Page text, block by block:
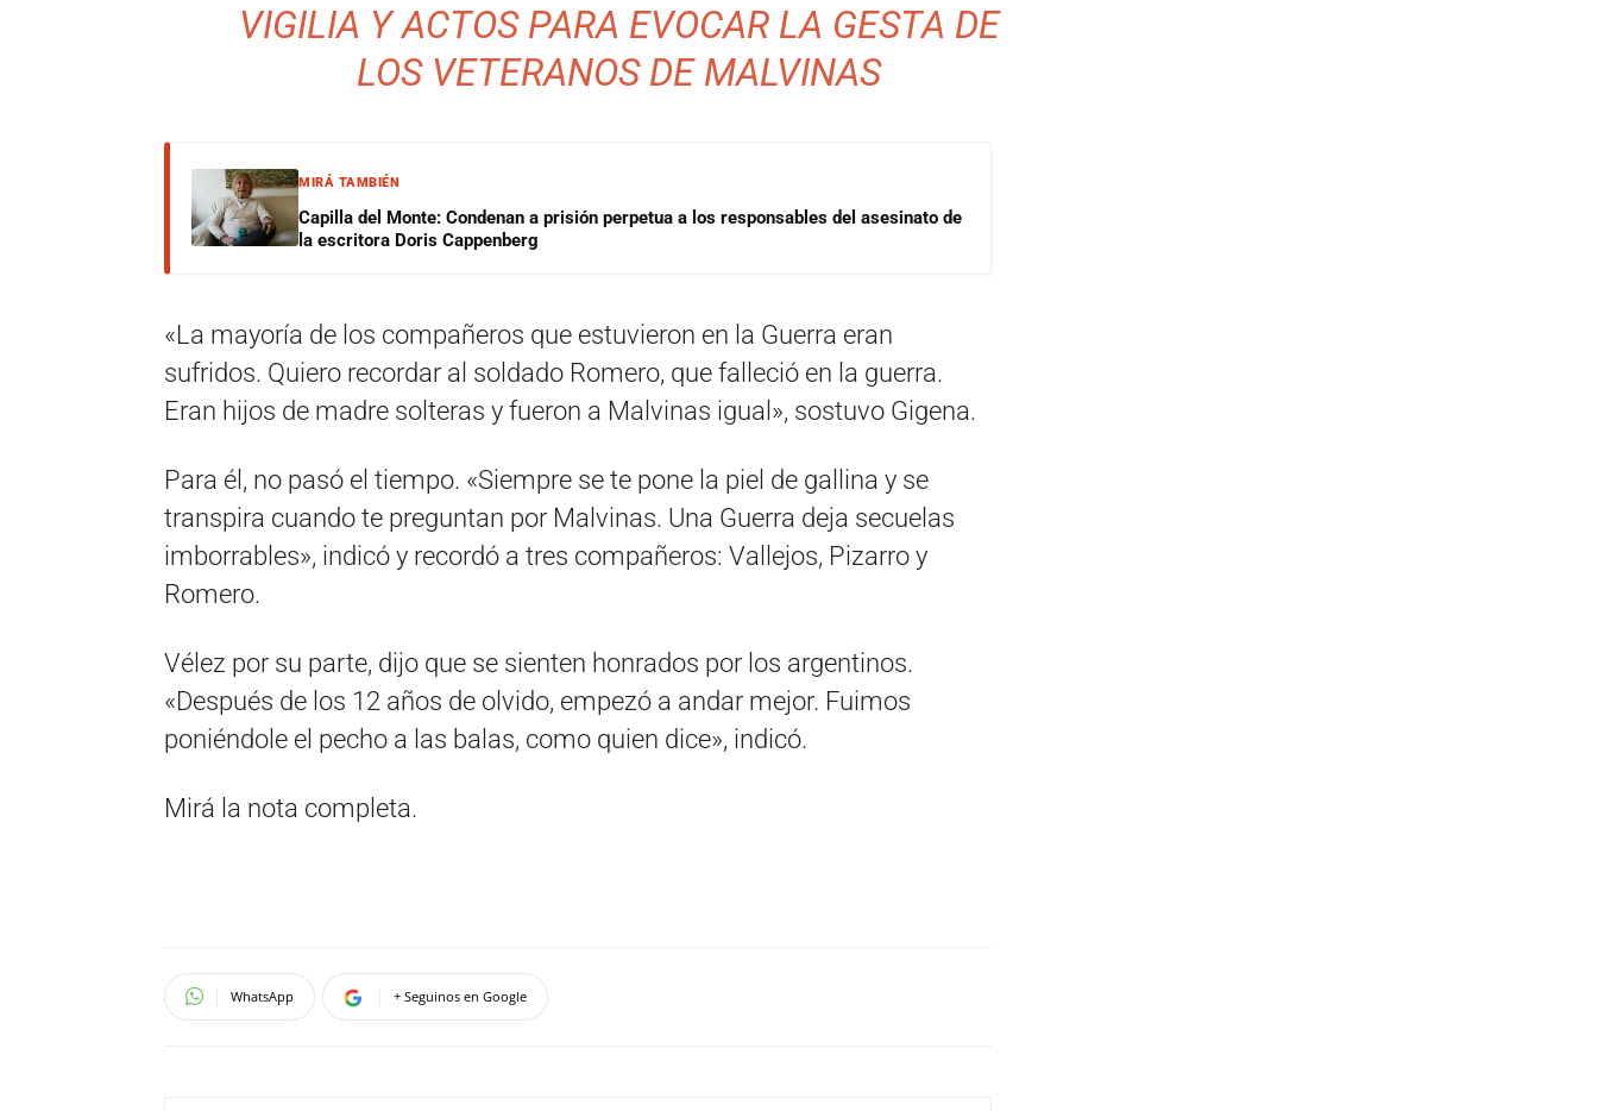
VIGILIA Y ACTOS PARA EVOCAR LA GESTA DE
LOS VETERANOS DE MALVINAS
MIRÁ TAMBIÉN
Capilla del Monte: Condenan a prisión perpetua a los responsables del asesinato de
la escritora Doris Cappenberg
«La mayoría de los compañeros que estuvieron en la Guerra eran
sufridos. Quiero recordar al soldado Romero, que falleció en la guerra.
Eran hijos de madre solteras y fueron a Malvinas igual», sostuvo Gigena.
Para él, no pasó el tiempo. «Siempre se te pone la piel de gallina y se
transpira cuando te preguntan por Malvinas. Una Guerra deja secuelas
imborrables», indicó y recordó a tres compañeros: Vallejos, Pizarro y
Romero.
Vélez por su parte, dijo que se sienten honrados por los argentinos.
«Después de los 12 años de olvido, empezó a andar mejor. Fuimos
poniéndole el pecho a las balas, como quien dice», indicó.
Mirá la nota completa.
WhatsApp + Seguinos en Google